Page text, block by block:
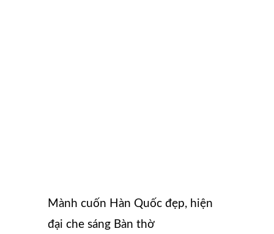
Mành cuốn Hàn Quốc đẹp, hiện
đại che sáng Bàn thờ